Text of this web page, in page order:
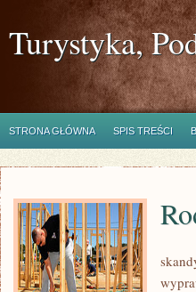
Turystyka,
STRONA GŁÓWNA SPIS TREŚCI